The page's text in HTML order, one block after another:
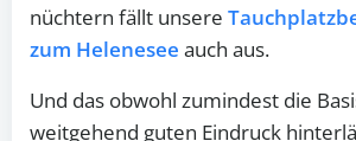
nüchtern fällt unsere
zum Helenesee auch aus.
Und das obwohl zumindest die
weitgehend guten Eindruck